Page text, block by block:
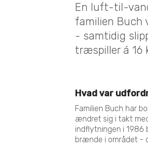
En luft-til-
familien Buch
- samtidig
træspiller á 16
Hvad var
Familien Buch har
ændret sig i takt
indflytningen i
brænde i området -